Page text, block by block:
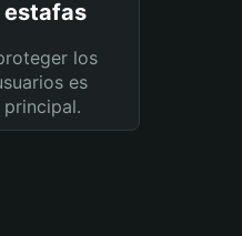
estafas
los
es